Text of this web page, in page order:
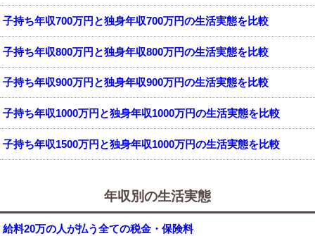
子持ち年収700万円と独身年収700万円の生活実態を比較
子持ち年収800万円と独身年収800万円の生活実態を比較
子持ち年収900万円と独身年収900万円の生活実態を比較
子持ち年収1000万円と独身年収1000万円の生活実態を比較
子持ち年収1500万円と独身年収1000万円の生活実態を比較
年収別の生活実態
給料20万の人が払う全ての税金・保険料